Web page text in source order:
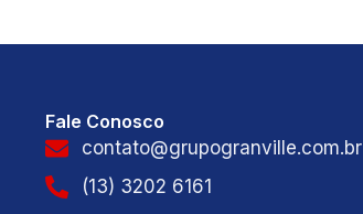
Fale Conosco
contato@grupogranville.com.br
(13) 3202 6161